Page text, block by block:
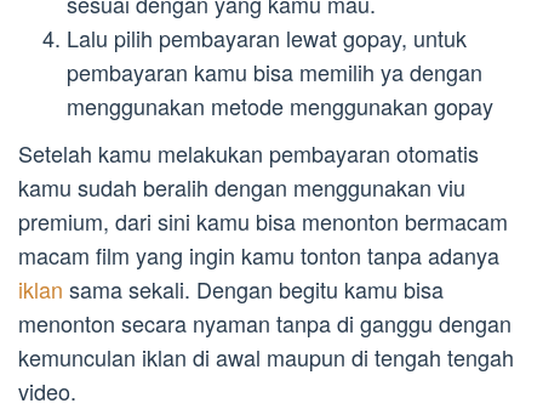
Lalu pilih pembayaran lewat gopay, untuk
pembayaran kamu bisa memilih ya dengan
menggunakan metode menggunakan gopay
Setelah kamu melakukan pembayaran otomatis
kamu sudah beralih dengan menggunakan viu
premium, dari sini kamu bisa menonton bermacam
macam film yang ingin kamu tonton tanpa adanya
iklan sama sekali. Dengan begitu kamu bisa
menonton secara nyaman tanpa di ganggu dengan
kemunculan iklan di awal maupun di tengah tengah
video.